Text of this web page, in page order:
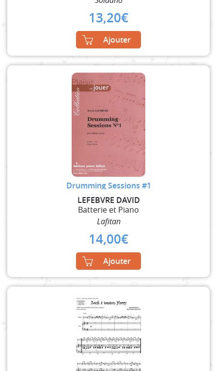
13,20€
Ajouter
Drumming Sessions #1
LEFEBVRE DAVID
Batterie et Piano
Lafitan
14,00€
Ajouter